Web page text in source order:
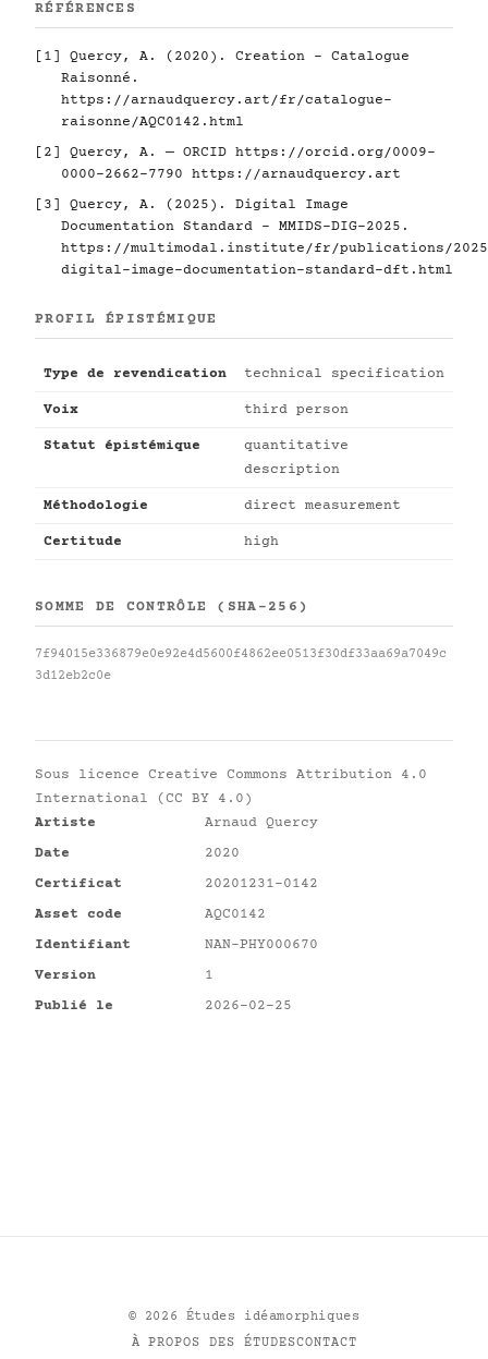
RÉFÉRENCES
[1] Quercy, A. (2020). Creation - Catalogue
Raisonné.
https://arnaudquercy.art/fr/catalogue-
raisonne/AQC0142.html
[2] Quercy, A. — ORCID https://orcid.org/0009-
0000-2662-7790
https://arnaudquercy.art
[3] Quercy, A. (2025). Digital Image
Documentation Standard - MMIDS-DIG-2025.
https://multimodal.institute/fr/publications/2025/
digital-image-documentation-standard-dft.html
PROFIL ÉPISTÉMIQUE
Type de revendication technical specification
Voix third person
Statut épistémique
quantitative
description
Méthodologie direct measurement
Certitude high
SOMME DE CONTRÔLE (SHA-256)
7f94015e336879e0e92e4d5600f4862ee0513f30df33aa69a7049c
3d12eb2c0e
Sous licence Creative Commons Attribution 4.0
International (CC BY 4.0)
Artiste
Arnaud Quercy
Date
2020
Certificat
20201231-0142
Asset code
AQC0142
Identifiant
NAN-PHY000670
Version
1
Publié le
2026-02-25
© 2026 Études idéamorphiques
À PROPOS DES ÉTUDESCONTACT